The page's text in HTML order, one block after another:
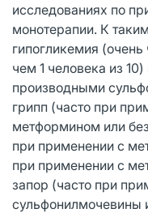
исследованиях по
монотерапии. К
гипогликемия (очень
чем 1 человека из
производными
грипп (часто при
метформином или
при применении с
при применении с
запор (часто при
сульфонилмочевины